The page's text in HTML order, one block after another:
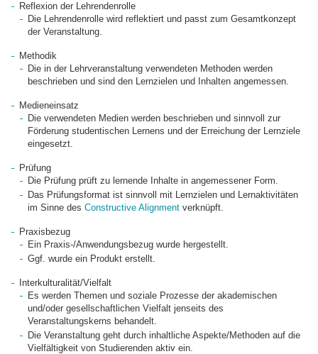
Reflexion der Lehrendenrolle
Die Lehrendenrolle wird reflektiert und passt zum Gesamtkonzept
der Veranstaltung.
Methodik
Die in der Lehrveranstaltung verwendeten Methoden werden
beschrieben und sind den Lernzielen und Inhalten angemessen.
Medieneinsatz
Die verwendeten Medien werden beschrieben und sinnvoll zur
Förderung studentischen Lernens und der Erreichung der Lernziele
eingesetzt.
Prüfung
Die Prüfung prüft zu lernende Inhalte in angemessener Form.
Das Prüfungsformat ist sinnvoll mit Lernzielen und Lernaktivitäten
im Sinne des Constructive Alignment verknüpft.
Praxisbezug
Ein Praxis-/Anwendungsbezug wurde hergestellt.
Ggf. wurde ein Produkt erstellt.
Interkulturalität/Vielfalt
Es werden Themen und soziale Prozesse der akademischen
und/oder gesellschaftlichen Vielfalt jenseits des
Veranstaltungskerns behandelt.
Die Veranstaltung geht durch inhaltliche Aspekte/Methoden auf die
Vielfältigkeit von Studierenden aktiv ein.